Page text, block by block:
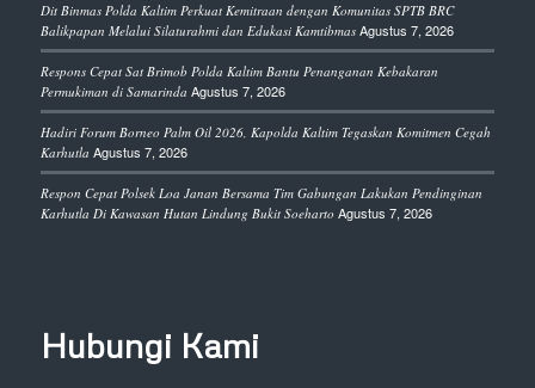
Dit Binmas Polda Kaltim Perkuat Kemitraan dengan Komunitas SPTB BRC
Balikpapan Melalui Silaturahmi dan Edukasi Kamtibmas Agustus 7, 2026
Respons Cepat Sat Brimob Polda Kaltim Bantu Penanganan Kebakaran
Permukiman di Samarinda Agustus 7, 2026
Hadiri Forum Borneo Palm Oil 2026, Kapolda Kaltim Tegaskan Komitmen Cegah
Karhutla Agustus 7, 2026
Respon Cepat Polsek Loa Janan Bersama Tim Gabungan Lakukan Pendinginan
Karhutla Di Kawasan Hutan Lindung Bukit Soeharto Agustus 7, 2026
Hubungi Kami